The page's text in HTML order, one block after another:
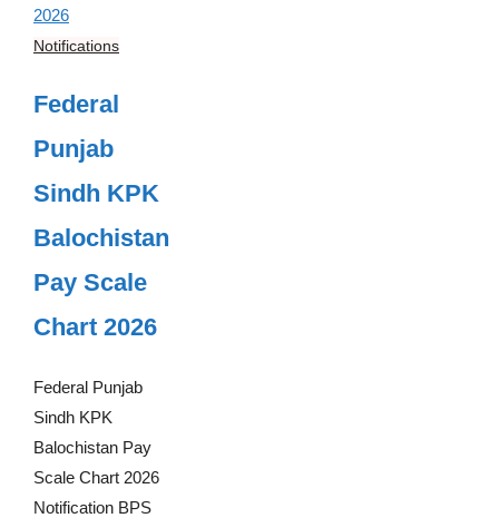
Notifications
Federal
Punjab
Sindh KPK
Balochistan
Pay Scale
Chart 2026
Federal Punjab
Sindh KPK
Balochistan Pay
Scale Chart 2026
Notification BPS